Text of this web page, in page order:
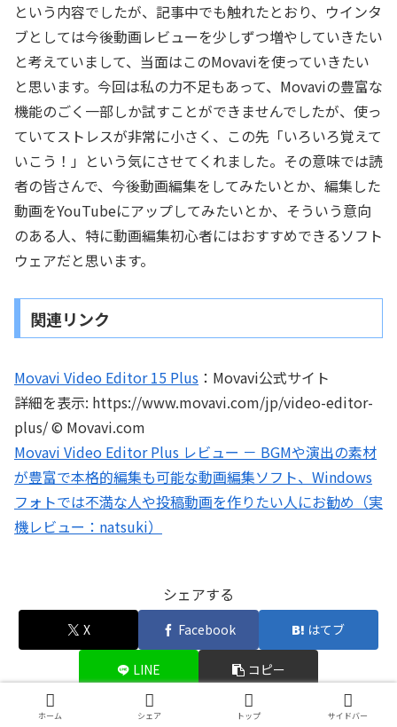
という内容でしたが、記事中でも触れたとおり、ウインタ
ブとしては今後動画レビューを少しずつ増やしていきたい
と考えていまして、当面はこのMovaviを使っていきたい
と思います。今回は私の力不足もあって、Movaviの豊富な
機能のごく一部しか試すことができませんでしたが、使っ
ていてストレスが非常に小さく、この先「いろいろ覚えて
いこう！」という気にさせてくれました。その意味では読
者の皆さんで、今後動画編集をしてみたいとか、編集した
動画をYouTubeにアップしてみたいとか、そういう意向
のある人、特に動画編集初心者にはおすすめできるソフト
ウェアだと思います。
関連リンク
Movavi Video Editor 15 Plus ：Movavi公式サイト
詳細を表示: https://www.movavi.com/jp/video-editor-
plus/ © Movavi.com
Movavi Video Editor Plus レビュー － BGMや演出の素材
が豊富で本格的編集も可能な動画編集ソフト、Windows
フォトでは不満な人や投稿動画を作りたい人にお勧め（実
機レビュー：natsuki）
シェアする
X Facebook はてブ
LINE コピー
ホーム シェア トップ サイドバー